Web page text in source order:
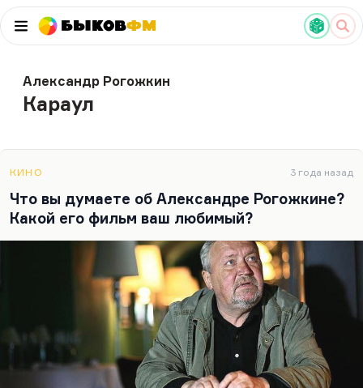
БыковФМ
Александр Рогожкин
Караул
КИНО 3 года назад
Что вы думаете об Александре Рогожкине?
Какой его фильм ваш любимый?